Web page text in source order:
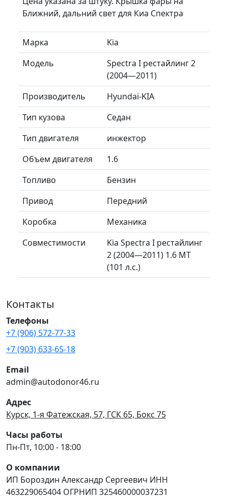
Ближний, дальний свет для Киа Спектра
Марка
Kia
Модель
Spectra I рестайлинг 2
(2004—2011)
Производитель
Hyundai-KIA
Тип кузова
Седан
Тип двигателя
инжектор
Объем двигателя
1.6
Топливо
Бензин
Привод
Передний
Коробка
Механика
Совместимости
Kia Spectra I рестайлинг
2 (2004—2011) 1.6 MT
(101 л.с.)
Контакты
Телефоны
+7 (906) 572-77-33
+7 (903) 633-65-18
Email
admin@autodonor46.ru
Адрес
Курск, 1-я Фатежская, 57, ГСК 65, Бокс 75
Часы работы
Пн-Пт, 10:00 - 18:00
О компании
ИП Бороздин Александр Сергеевич ИНН
463229065404 ОГРНИП 325460000037231